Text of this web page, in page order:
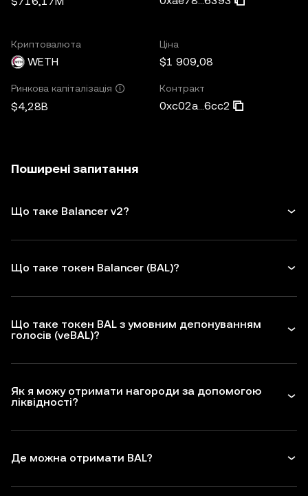
Криптовалюта
WETH
Ціна
$1 909,08
Ринкова капіталізація
$4,28B
Контракт
0xc02a...6cc2
Поширені запитання
Що таке Balancer v2?
Що таке токен Balancer (BAL)?
Що таке токен BAL з умовним депонуванням
голосів (veBAL)?
Як я можу отримати нагороди за допомогою
ліквідності?
Де можна отримати BAL?